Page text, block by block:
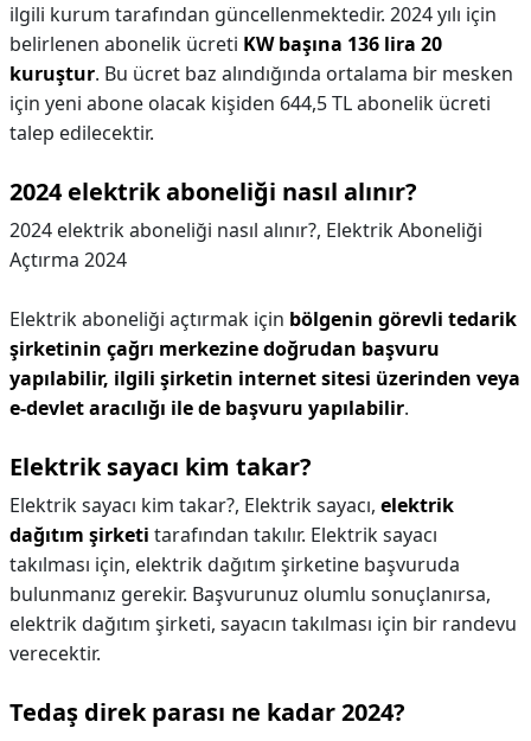
ilgili kurum tarafından güncellenmektedir. 2024 yılı için
belirlenen abonelik ücreti KW başına 136 lira 20
kuruştur. Bu ücret baz alındığında ortalama bir mesken
için yeni abone olacak kişiden 644,5 TL abonelik ücreti
talep edilecektir.
2024 elektrik aboneliği nasıl alınır?
2024 elektrik aboneliği nasıl alınır?, Elektrik Aboneliği
Açtırma 2024
Elektrik aboneliği açtırmak için bölgenin görevli tedarik
şirketinin çağrı merkezine doğrudan başvuru
yapılabilir, ilgili şirketin internet sitesi üzerinden veya
e-devlet aracılığı ile de başvuru yapılabilir.
Elektrik sayacı kim takar?
Elektrik sayacı kim takar?, Elektrik sayacı, elektrik
dağıtım şirketi tarafından takılır. Elektrik sayacı
takılması için, elektrik dağıtım şirketine başvuruda
bulunmanız gerekir. Başvurunuz olumlu sonuçlanırsa,
elektrik dağıtım şirketi, sayacın takılması için bir randevu
verecektir.
Tedaş direk parası ne kadar 2024?